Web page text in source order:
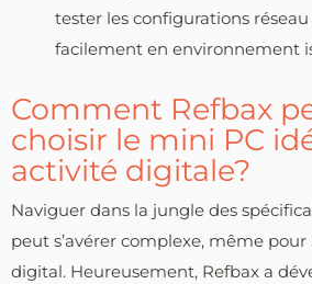
tester les configurations
facilement en environnement
Comment Refbax
choisir le mini PC
activité digitale?
Naviguer dans la jungle des
peut s’avérer complexe, même
digital. Heureusement, Refbax a